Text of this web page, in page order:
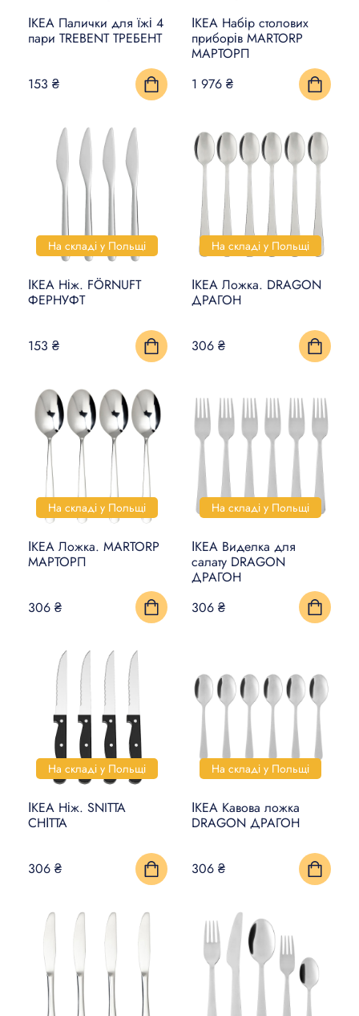
ІКЕА Палички для їжі 4
пари TREBENT ТРЕБЕНТ
153 ₴
ІКЕА Набір столових
приборів MARTORP
МАРТОРП
1 976 ₴
На складі у Польщі
ІКЕА Ніж. FÖRNUFT
ФЕРНУФТ
153 ₴
На складі у Польщі
ІКЕА Ложка. DRAGON
ДРАГОН
306 ₴
На складі у Польщі
ІКЕА Ложка. MARTORP
МАРТОРП
306 ₴
На складі у Польщі
ІКЕА Виделка для
салату DRAGON
ДРАГОН
306 ₴
На складі у Польщі
ІКЕА Ніж. SNITTA
СНІТТА
306 ₴
На складі у Польщі
ІКЕА Кавова ложка
DRAGON ДРАГОН
306 ₴